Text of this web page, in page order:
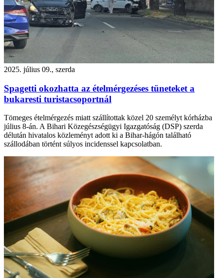
2025. július 09., szerda
Spagetti okozhatta az ételmérgezéses tüneteket a
bukaresti turistacsoportnál
Tömeges ételmérgezés miatt szállítottak közel 20 személyt kórházba
július 8-án. A Bihari Közegészségügyi Igazgatóság (DSP) szerda
délután hivatalos közleményt adott ki a Bihar-hágón található
szállodában történt súlyos incidenssel kapcsolatban.